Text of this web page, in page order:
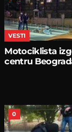
VESTI
Motociklista
centru
0